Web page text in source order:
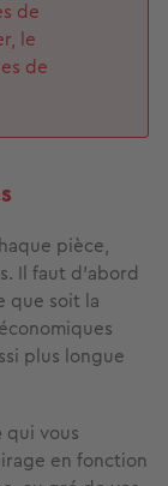
de
le
de
pièce,
Il faut d’abord
que soit la
plus longue
qui vous
en fonction